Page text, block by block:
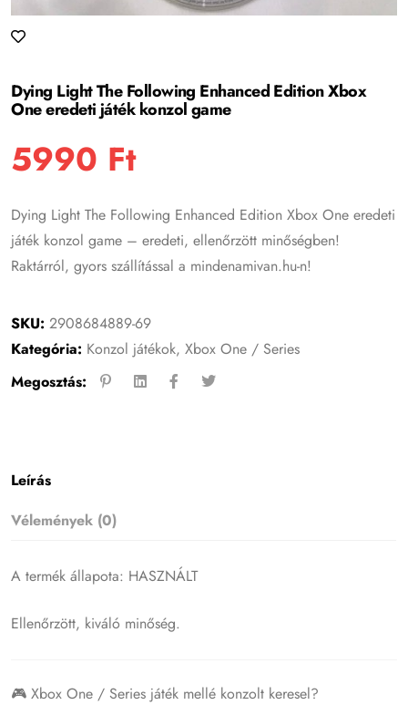
Dying Light The Following Enhanced Edition Xbox
One eredeti játék konzol game
5990 Ft
Dying Light The Following Enhanced Edition Xbox One eredeti
játék konzol game – eredeti, ellenőrzött minőségben!
Raktárról, gyors szállítással a mindenamivan.hu-n!
SKU:2908684889-69
Kategória: Konzol játékok,Xbox One / Series
Megosztás:
Leírás
Vélemények (0)
A termék állapota: HASZNÁLT
Ellenőrzött, kiváló minőség.
🎮 Xbox One / Series játék mellé konzolt keresel?